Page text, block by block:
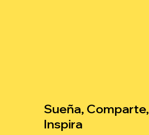
Sueña, Comparte,
Inspira